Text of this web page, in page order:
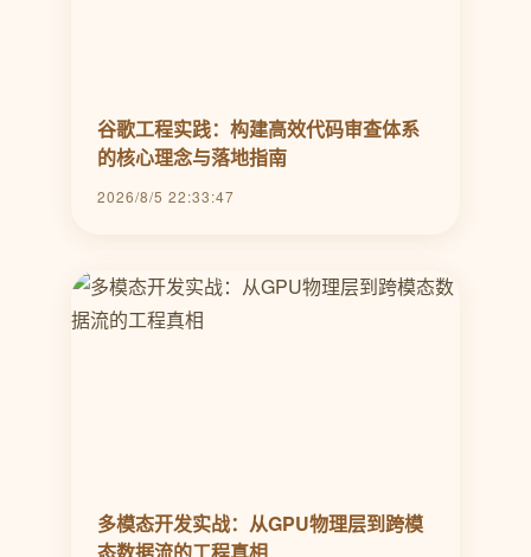
谷歌工程实践：构建高效代码审查体系
的核心理念与落地指南
2026/8/5 22:33:47
多模态开发实战：从GPU物理层到跨模